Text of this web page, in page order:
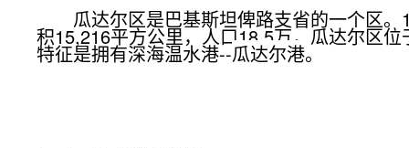
瓜达尔区是巴基斯坦俾路支省的一个区。
积15,216平方公里，人口18.5万，瓜达尔区位
特征是拥有深海温水港--瓜达尔港。